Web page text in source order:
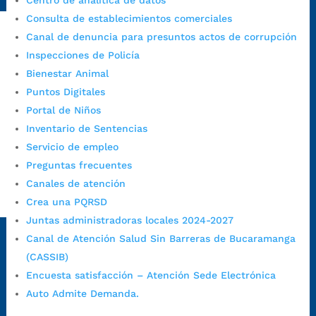
Consulta de establecimientos comerciales
Canal de denuncia para presuntos actos de corrupción
Inspecciones de Policía
Bienestar Animal
Puntos Digitales
Portal de Niños
Inventario de Sentencias
Servicio de empleo
Preguntas frecuentes
Canales de atención
Crea una PQRSD
Juntas administradoras locales 2024-2027
Canal de Atención Salud Sin Barreras de Bucaramanga
(CASSIB)
Encuesta satisfacción – Atención Sede Electrónica
Auto Admite Demanda.
Alcaldía de Bucaramanga
Alcaldía de Bucaramanga
PrensaBucaramanga
Autorización de Tratamiento de Datos Personales
de Tratamiento de Datos Personales|Política web y
condiciones de uso
comunicaciones| Política de derechos de autor|Política
de Seguridad de la Información